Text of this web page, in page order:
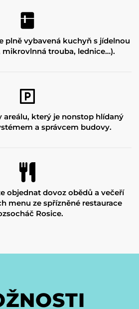
plně vybavená kuchyň s jídelnou
mikrovlnná trouba, lednice…).
areálu, který je nonstop hlídaný
a správcem budovy.
objednat dovoz obědů a večeří
menu ze spřízněné restaurace
Rosice.